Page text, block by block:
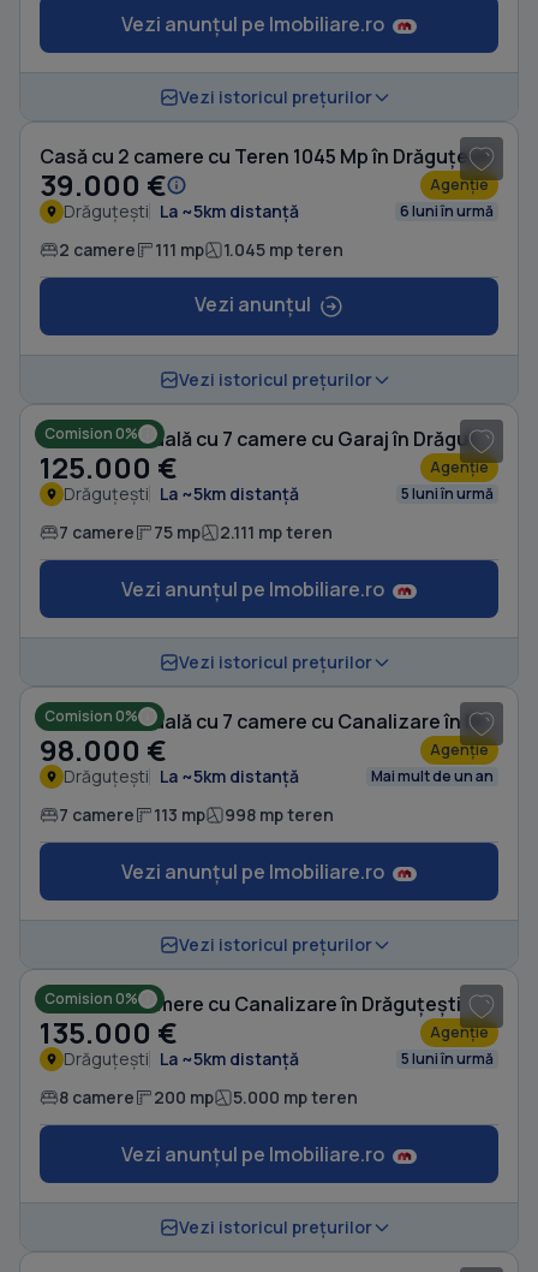
Vezi anunțul pe Imobiliare.ro
Vezi istoricul prețurilor
Casă cu 2 camere cu Teren 1045 Mp în Drăguțești
39.000 € Agenție
Drăguțești La ~5km distanță 6 luni în urmă
2 camere 111 mp 1.045 mp teren
Vezi anunțul
Vezi istoricul prețurilor
Comision 0% Casă individuală cu 7 camere cu Garaj în Drăguțești
125.000 € Agenție
Drăguțești La ~5km distanță 5 luni în urmă
7 camere 75 mp 2.111 mp teren
Vezi anunțul pe Imobiliare.ro
Vezi istoricul prețurilor
Comision 0% Casă individuală cu 7 camere cu Canalizare în Drăguțești
98.000 € Agenție
Drăguțești La ~5km distanță Mai mult de un an
7 camere 113 mp 998 mp teren
Vezi anunțul pe Imobiliare.ro
Vezi istoricul prețurilor
Comision 0%
Casă cu 8 camere cu Canalizare în Drăguțești
135.000 € Agenție
Drăguțești La ~5km distanță 5 luni în urmă
8 camere 200 mp 5.000 mp teren
Vezi anunțul pe Imobiliare.ro
Vezi istoricul prețurilor